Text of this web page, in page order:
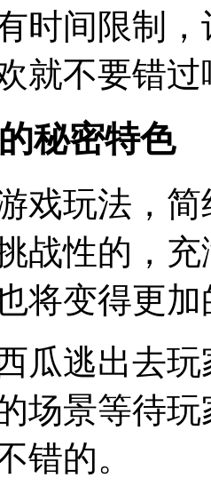
时间限制
就不要错过
秘密特色
戏玩法，
战性的，
将变得更
瓜逃出去
场景等待
错的。